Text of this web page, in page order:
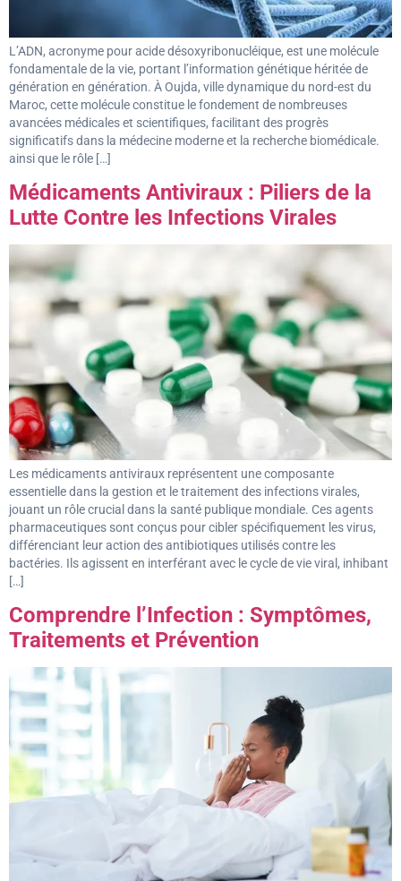
L’ADN, acronyme pour acide désoxyribonucléique, est une molécule
fondamentale de la vie, portant l’information génétique héritée de
génération en génération. À Oujda, ville dynamique du nord-est du
Maroc, cette molécule constitue le fondement de nombreuses
avancées médicales et scientifiques, facilitant des progrès
significatifs dans la médecine moderne et la recherche biomédicale.
ainsi que le rôle […]
Médicaments Antiviraux : Piliers de la
Lutte Contre les Infections Virales
Les médicaments antiviraux représentent une composante
essentielle dans la gestion et le traitement des infections virales,
jouant un rôle crucial dans la santé publique mondiale. Ces agents
pharmaceutiques sont conçus pour cibler spécifiquement les virus,
différenciant leur action des antibiotiques utilisés contre les
bactéries. Ils agissent en interférant avec le cycle de vie viral, inhibant
[…]
Comprendre l’Infection : Symptômes,
Traitements et Prévention